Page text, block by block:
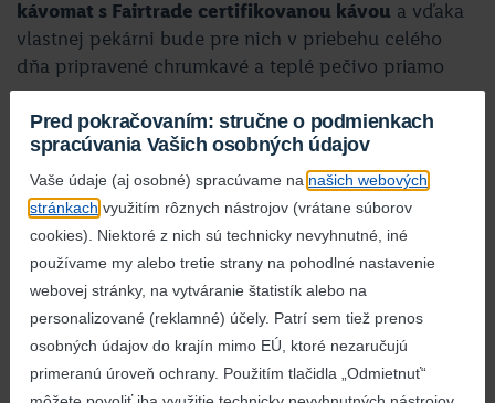
Pred pokračovaním: stručne o podmienkach
spracúvania Vašich osobných údajov
Vaše údaje (aj osobné) spracúvame na našich webových
stránkach využitím rôznych nástrojov (vrátane súborov
cookies). Niektoré z nich sú technicky nevyhnutné, iné
používame my alebo tretie strany na pohodlné nastavenie
webovej stránky, na vytváranie štatistík alebo na
personalizované (reklamné) účely. Patrí sem tiež prenos
osobných údajov do krajín mimo EÚ, ktoré nezaručujú
primeranú úroveň ochrany. Použitím tlačidla „Odmietnuť“
kávomat s Fairtrade certifikovanou kávou a vďaka
vlastnej pekárni bude pre nich v priebehu celého
dňa pripravené chrumkavé a teplé pečivo priamo
z pece.
V Tornali, rovnako ako v ostatných 150 predajniach,
sa zákazníci môžu zapojiť do komunitných projektov
organizovaných Lidlom. Za každú predanú fľašu
minerálnej vody Saguaro venuje diskont jeden cent
na kúpu a
výsadbu stromčekov v Tatrách
, za každé
predané balenie plienok zase putuje 10 centov
na pomoc vážne chorým deťom vo veku do 3 rokov
v rámci iniciatívy
Od začiatku v dobrých rukách
Zákazníci môžu taktiež podporiť dlhodobú
potravinovú zbierkuPodeľ sa a pomôž pre centrum